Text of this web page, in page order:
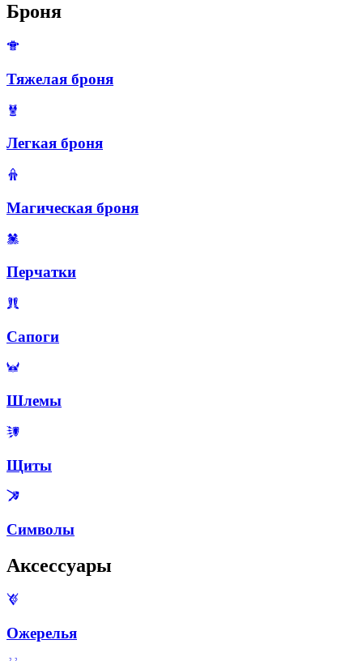
Броня
Тяжелая броня
Легкая броня
Магическая броня
Перчатки
Сапоги
Шлемы
Щиты
Символы
Аксессуары
Ожерелья